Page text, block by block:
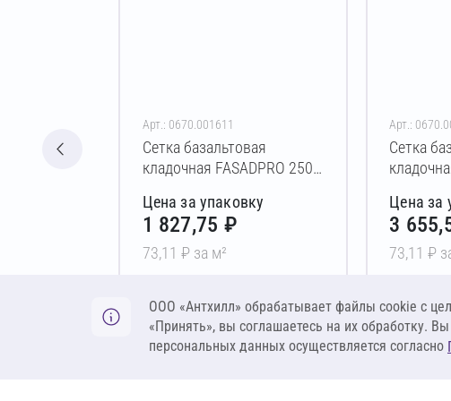
Арт.: 0670.001611
Сетка базальтовая
кладочная FASADPRO 2500
Цена за упаковку
1 827,75 ₽
73,11 ₽ за м²
В корзину
Арт.:
Сетка
Цена за
3
73,11 ₽
ООО «Антхилл» обрабатывает файлы cookie c
«Принять», вы соглашаетесь на их обработку.
персональных данных осуществляется согласно